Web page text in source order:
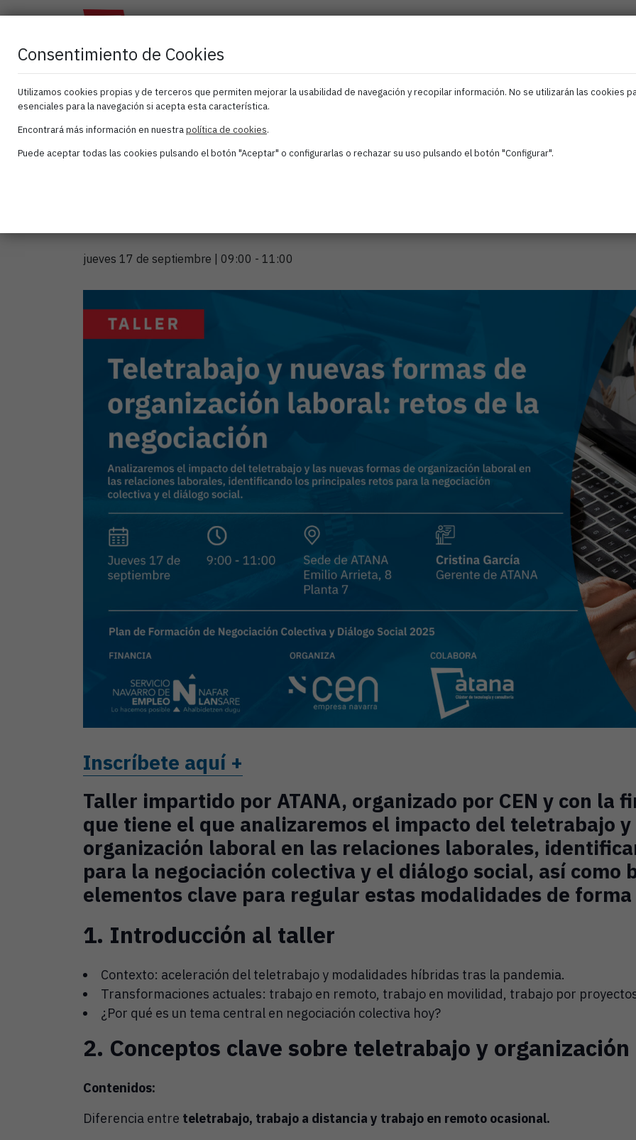
« Todos los Eventos
jueves 17 de septiembre | 09:00 - 11:00
Inscríbete aquí +
Taller impartido por ATANA, organizado por CEN y con la
que tiene el que analizaremos el impacto del teletrabajo
organización laboral en las relaciones laborales,
para la negociación colectiva y el diálogo social, así como
elementos clave para regular estas modalidades de
1. Introducción al taller
Contexto: aceleración del teletrabajo y modalidades híbridas tras la pandemia.
Transformaciones actuales: trabajo en remoto, trabajo en movilidad, trabajo por
¿Por qué es un tema central en negociación colectiva hoy?
2. Conceptos clave sobre teletrabajo y
Contenidos:
Diferencia entre teletrabajo, trabajo a distancia y trabajo en remoto ocasional.
Consentimiento de Cookies
Utilizamos cookies propias y de terceros que permiten mejorar la usabilidad de navegación y recopilar información. No se utilizarán las cookies
esenciales para la navegación si acepta esta característica.
Encontrará más información en nuestrapolítica de cookies.
Puede aceptar todas las cookies pulsando el botón "Aceptar" o configurarlas o rechazar su uso pulsando el botón "Configurar".